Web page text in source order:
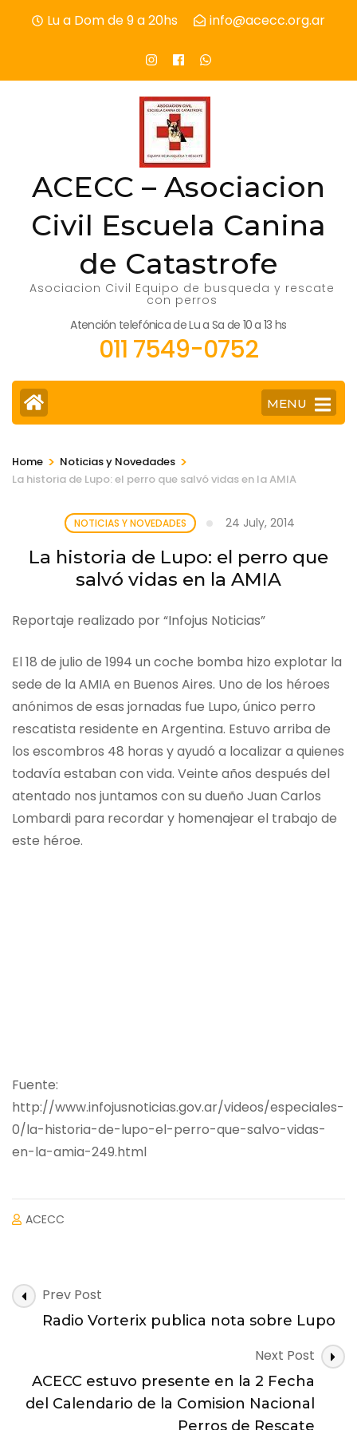
(Press
Lu a Dom de 9 a 20hs info@acecc.org.ar
ACECC – Asociacion
Civil Escuela Canina
de Catastrofe
Asociacion Civil Equipo de busqueda y rescate
con perros
Atención telefónica de Lu a Sa de 10 a 13 hs
011 7549-0752
MENU
Home > Noticias y Novedades >
La historia de Lupo: el perro que salvó vidas en la AMIA
NOTICIAS Y NOVEDADES 24 July, 2014
La historia de Lupo: el perro que
salvó vidas en la AMIA
Reportaje realizado por “Infojus Noticias”
El 18 de julio de 1994 un coche bomba hizo explotar la
sede de la AMIA en Buenos Aires. Uno de los héroes
anónimos de esas jornadas fue Lupo, único perro
rescatista residente en Argentina. Estuvo arriba de
los escombros 48 horas y ayudó a localizar a quienes
todavía estaban con vida. Veinte años después del
atentado nos juntamos con su dueño Juan Carlos
Lombardi para recordar y homenajear el trabajo de
este héroe.
Fuente:
http://www.infojusnoticias.gov.ar/videos/especiales-
0/la-historia-de-lupo-el-perro-que-salvo-vidas-
en-la-amia-249.html
ACECC
Post
Navigation
Prev Post
Radio Vorterix publica nota sobre Lupo
Next Post
ACECC estuvo presente en la 2 Fecha
del Calendario de la Comision Nacional
Perros de Rescate